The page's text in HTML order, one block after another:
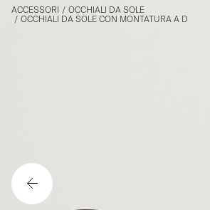
ACCESSORI / OCCHIALI DA SOLE
/ OCCHIALI DA SOLE CON MONTATURA A D